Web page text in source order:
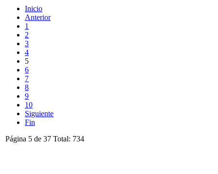
Inicio
Anterior
1
2
3
4
5
6
7
8
9
10
Siguiente
Fin
Página 5 de 37 Total: 734